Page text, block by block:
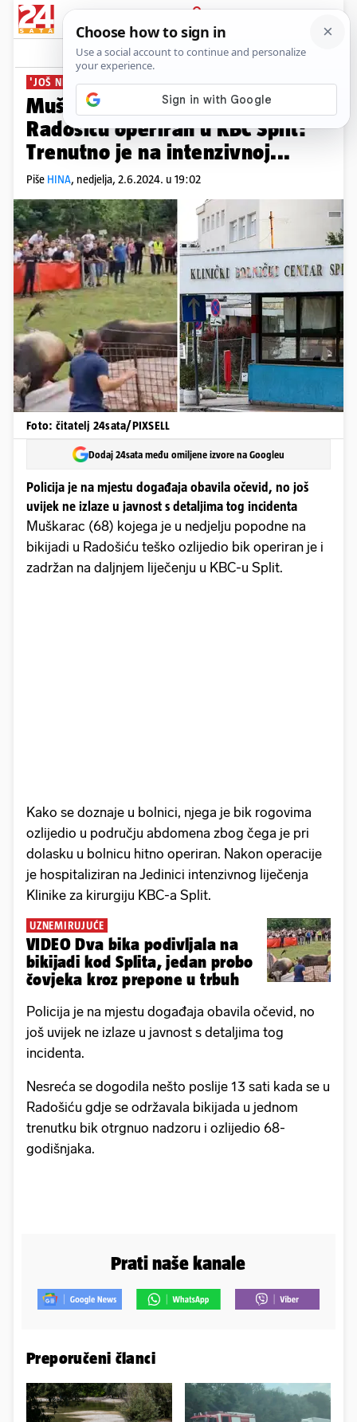
PRIJAVA
News Komentari
'JOŠ NEMA DETALJA'
Muškarac ozlijeđen na bikijadi u
Radošiću operiran u KBC Split:
Trenutno je na intenzivnoj...
Piše HINA, nedjelja, 2.6.2024. u 19:02
Foto: čitatelj 24sata/PIXSELL
Dodaj 24sata među omiljene izvore na Googleu
Policija je na mjestu događaja obavila očevid, no još
uvijek ne izlaze u javnost s detaljima tog incidenta
Muškarac (68) kojega je u nedjelju popodne na
bikijadi u Radošiću teško ozlijedio bik operiran je i
zadržan na daljnjem liječenju u KBC-u Split.
Kako se doznaje u bolnici, njega je bik rogovima
ozlijedio u području abdomena zbog čega je pri
dolasku u bolnicu hitno operiran. Nakon operacije
je hospitaliziran na Jedinici intenzivnog liječenja
Klinike za kirurgiju KBC-a Split.
UZNEMIRUJUĆE
VIDEO Dva bika podivljala na
bikijadi kod Splita, jedan probo
čovjeka kroz prepone u trbuh
Policija je na mjestu događaja obavila očevid, no
još uvijek ne izlaze u javnost s detaljima tog
incidenta.
Nesreća se dogodila nešto poslije 13 sati kada se u
Radošiću gdje se održavala bikijada u jednom
trenutku bik otrgnuo nadzoru i ozlijedio 68-
godišnjaka.
Prati naše kanale
Preporučeni članci